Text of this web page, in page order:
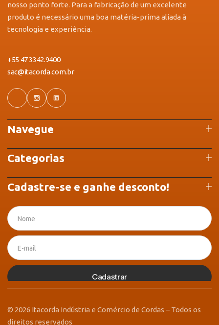
nosso ponto forte. Para a fabricação de um excelente
produto é necessário uma boa matéria-prima aliada à
tecnologia e experiência.
+55 47 3342.9400
sac@itacorda.com.br
Navegue
Categorias
Cadastre-se e ganhe desconto!
Cadastrar
© 2026 Itacorda Indústria e Comércio de Cordas – Todos os
direitos reservados